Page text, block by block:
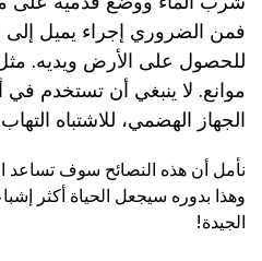
فمن الضروري إجراء يميل إلى
للحصول على الأرض ويديه.
موانع. لا ينبغي أن تستخدم
الجهاز الهضمي، للاشتباه التهاب
نأمل أن هذه النصائح سوف تساعد
وهذا بدوره سيجعل الحياة أكثر
الجيدة!